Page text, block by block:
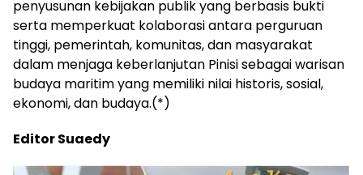
penyusunan kebijakan publik yang berbasis bukti
serta memperkuat kolaborasi antara perguruan
tinggi, pemerintah, komunitas, dan masyarakat
dalam menjaga keberlanjutan Pinisi sebagai warisan
budaya maritim yang memiliki nilai historis, sosial,
ekonomi, dan budaya.(*)
Editor Suaedy